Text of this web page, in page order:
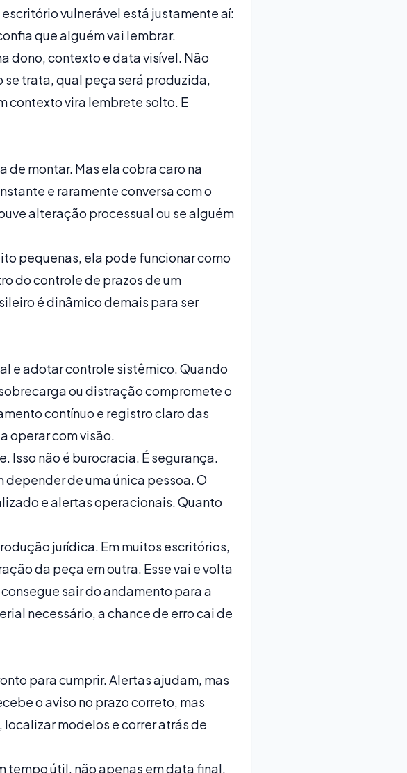
vulnerável está justamente aí:
que alguém vai lembrar.
dono, contexto e data visível. Não
se trata, qual peça será produzida,
contexto vira lembrete solto. E
montar. Mas ela cobra caro na
e raramente conversa com o
alteração processual ou se alguém
pequenas, ela pode funcionar como
do controle de prazos de um
é dinâmico demais para ser
e adotar controle sistêmico. Quando
ou distração compromete o
contínuo e registro claro das
operar com visão.
Isso não é burocracia. É segurança.
depender de uma única pessoa. O
e alertas operacionais. Quanto
jurídica. Em muitos escritórios,
da peça em outra. Esse vai e volta
sair do andamento para a
necessário, a chance de erro cai de
para cumprir. Alertas ajudam, mas
o aviso no prazo correto, mas
modelos e correr atrás de
tempo útil, não apenas em data final.